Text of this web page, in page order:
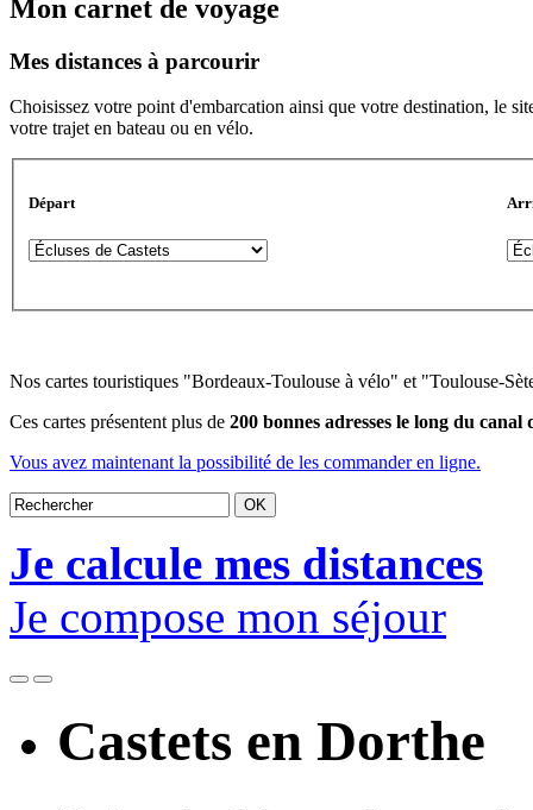
Mon carnet de voyage
Mes distances à parcourir
Choisissez votre point d'embarcation ainsi que votre destination, le
votre trajet en bateau ou en vélo.
Départ
Nos cartes touristiques "Bordeaux-Toulouse à vélo" et "Toulouse-
Ces cartes présentent plus de 200 bonnes adresses le long du
Vous avez maintenant la possibilité de les commander en ligne.
Je calcule mes distances
Je compose mon séjour
Castets en Dorthe